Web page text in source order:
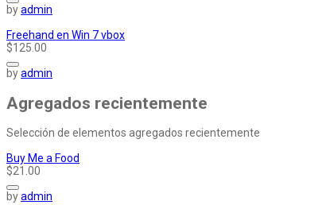
byadmin
Freehand en Win 7 vbox
$125.00
byadmin
Agregados recientemente
Selección de elementos agregados recientemente
Buy Me a Food
$21.00
byadmin